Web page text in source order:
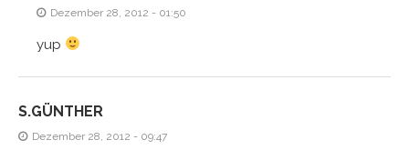
Dezember 28, 2012 - 01:50
yup
S.GÜNTHER
Dezember 28, 2012 - 09:47